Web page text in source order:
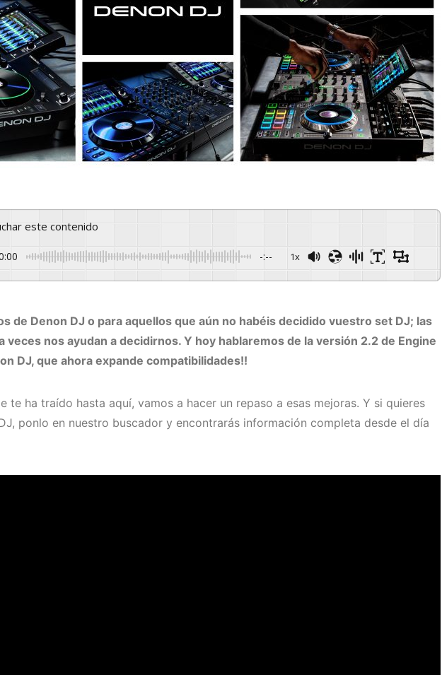
este contenido
-:-- 1x
de Denon DJ o para aquellos que aún no habéis decidido vuestro set DJ; las
veces nos ayudan a decidirnos. Y hoy hablaremos de la versión 2.2 de Engine
DJ, que ahora expande compatibilidades!!
te ha traído hasta aquí, vamos a hacer un repaso a esas mejoras. Y si quieres
ponlo en nuestro buscador y encontrarás información completa desde el día